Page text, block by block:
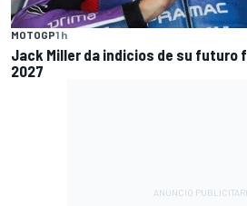
MOTOGP1 h
Jack Miller da indicios de su futuro
2027